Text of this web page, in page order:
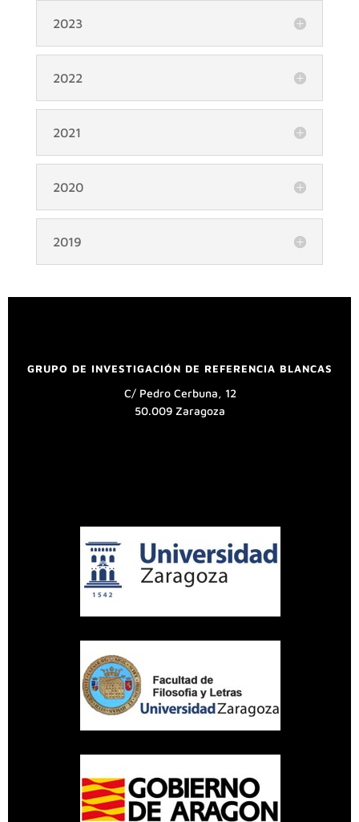
2023
2022
2021
2020
2019
GRUPO DE INVESTIGACIÓN DE REFERENCIA BLANCAS
C/ Pedro Cerbuna, 12
50.009 Zaragoza